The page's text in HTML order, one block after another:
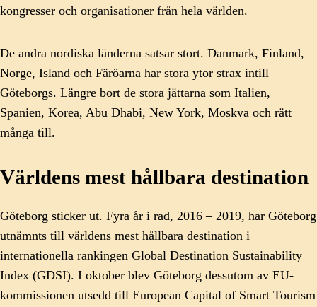
kongresser och organisationer från hela världen.
De andra nordiska länderna satsar stort. Danmark, Finland,
Norge, Island och Färöarna har stora ytor strax intill
Göteborgs. Längre bort de stora jättarna som Italien,
Spanien, Korea, Abu Dhabi, New York, Moskva och rätt
många till.
Världens mest hållbara destination
Göteborg sticker ut. Fyra år i rad, 2016 – 2019, har Göteborg
utnämnts till världens mest hållbara destination i
internationella rankingen Global Destination Sustainability
Index (GDSI). I oktober blev Göteborg dessutom av EU-
kommissionen utsedd till European Capital of Smart Tourism